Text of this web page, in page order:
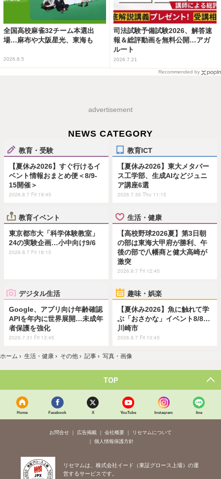
全国高校麻雀32チーム本選出
場…麻布や大阪星光、東海も
2026.8.5
司法試験予備試験2026、解答速
報＆総評動画を無料公開…アガ
ルート
2026.7.21
Recommended by
advertisement
NEWS CATEGORY
教育・受験
【夏休み2026】すぐ行けるイ
ベント情報おまとめ便＜8/9-
15開催＞
2026.8.7 Fri 19:45
教育ICT
【夏休み2026】東大メタバー
ス工学部、生成AIなどジュニ
ア講座6選
2026.7.30 Thu 11:15
教育イベント
東京都市大「科学体験教室」
24の実験企画…小中向け9/6
2026.8.7 Fri 18:15
生活・健康
【高校野球2026夏】第3日朝
の部は東海大甲府が勝利、午
後の部で八幡商と健大高崎が
激突
2026.8.7 Fri 12:45
デジタル生活
Google、アプリ向け年齢確認
APIを年内に世界展開…未成年
者保護を強化
2026.7.31 Fri 13:45
趣味・娯楽
【夏休み2026】魚に触れて学
ぶ「おさかな」イベント8/8…
川崎市
2026.8.7 Fri 10:45
ホーム › 生活・健康 › その他 › 記事 › 写真・画像
TOP
Home Facebook X YouTube Instagram line
お問合せ 広告掲載 会社概要
リセマムについて
個人情報保護方針
リセマムは、株式会社イード（東証グロース上場）の運
営するサービスです。